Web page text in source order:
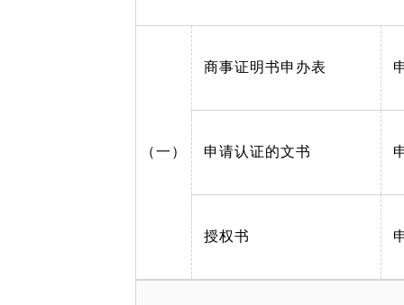
（一）
商事证明书申办表
申请认证的文书
授权书